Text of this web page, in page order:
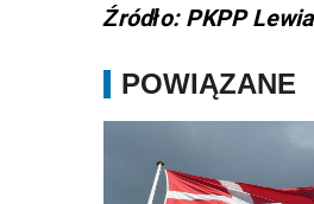
Źródło: PKPP
POWIĄZANE